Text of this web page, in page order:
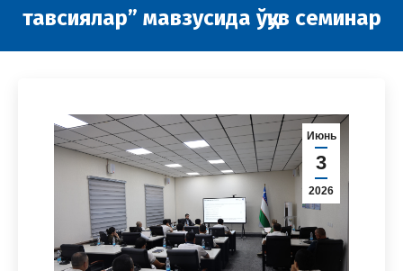
тавсиялар” мавзусида ўқув семинар
Июнь
3
2026